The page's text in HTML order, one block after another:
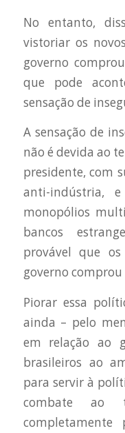
No entanto,
vistoriar os
governo
que pode
sensação de
A sensação de
não é devida ao
presidente, com
anti-indústria,
monopólios
bancos
provável que
governo
Piorar essa
ainda – pelo
em relação ao
brasileiros ao
para servir à
combate ao